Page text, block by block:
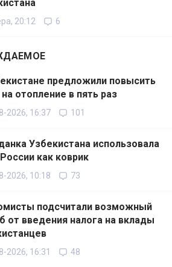
20:12 6
предложили повысить
отопление в пять раз
2026, 16:37 101
Узбекистана использовала
как коврик
2026, 10:18 73
подсчитали возможный
от введения налога на вклады
2026, 16:31 48